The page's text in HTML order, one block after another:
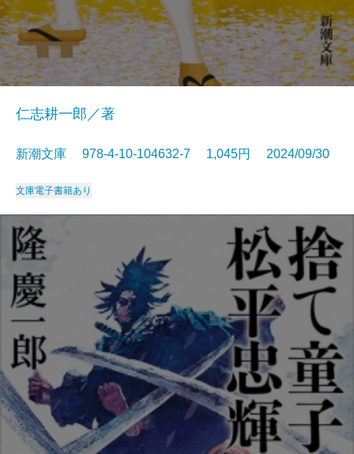
仁志耕一郎／著
新潮文庫 978-4-10-104632-7 1,045円 2024/09/30
文庫電子書籍あり